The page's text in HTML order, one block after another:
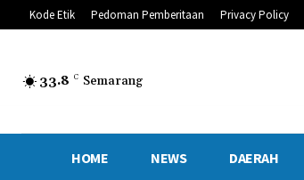
Kode Etik Pedoman Pemberitaan Privacy Policy
33.8 C Semarang
HOME NEWS DAERAH